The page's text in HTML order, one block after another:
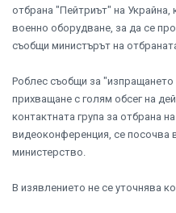
отбрана "Пейтриът" на
военно оборудване, за да се
съобщи министърът на
Роблес съобщи за "изпращането
прихващане с голям обсег на
контактната група за отбрана
видеоконференция, се посочва
министерство.
В изявлението не се уточнява